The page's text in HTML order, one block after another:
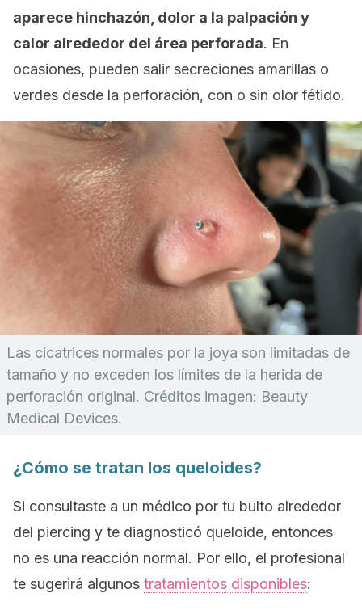
aparece hinchazón, dolor a la palpación y
calor alrededor del área perforada. En
ocasiones, pueden salir secreciones amarillas o
verdes desde la perforación, con o sin olor fétido.
Las cicatrices normales por la joya son limitadas de
tamaño y no exceden los límites de la herida de
perforación original. Créditos imagen: Beauty
Medical Devices.
¿Cómo se tratan los queloides?
Si consultaste a un médico por tu bulto alrededor
del piercing y te diagnosticó queloide, entonces
no es una reacción normal. Por ello, el profesional
te sugerirá algunos tratamientos disponibles: